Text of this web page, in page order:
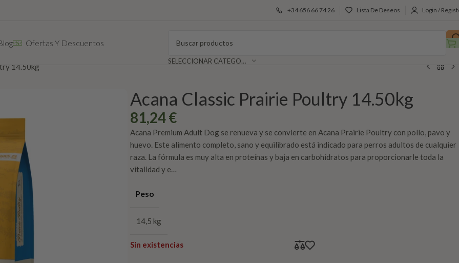
+34 656 66 74 26 Lista De Deseos Login /
Ofertas Y Descuentos
SELECCIONAR CATEGORÍA
14.50kg
Acana Classic Prairie Poultry 14.50kg
81,24€
Acana Premium Adult Dog se renueva y se convierte en Acana Prairie Poultry con pollo, pavo y
huevo. Este alimento completo, sano y equilibrado está indicado para perros adultos de cualquier
raza. La fórmula es muy alta en proteínas y baja en carbohidratos para proporcionarle toda la
vitalidad y e…
Peso
14,5 kg
Sin existencias